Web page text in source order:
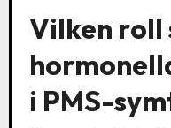
Vilken roll
i PMS-